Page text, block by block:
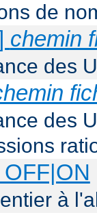
de
chemin
des
des
à